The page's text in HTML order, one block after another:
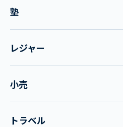
塾
レジャー
小売
トラベル